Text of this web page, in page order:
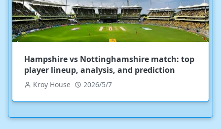
Hampshire vs Nottinghamshire match: top
player lineup, analysis, and prediction
Kroy House 2026/5/7